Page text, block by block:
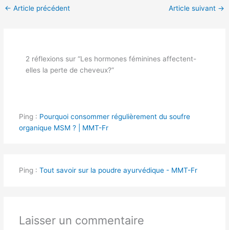
← Article précédent Article suivant →
2 réflexions sur “Les hormones féminines affectent-
elles la perte de cheveux?”
Ping : Pourquoi consommer régulièrement du soufre
organique MSM ? | MMT-Fr
Ping : Tout savoir sur la poudre ayurvédique - MMT-Fr
Laisser un commentaire